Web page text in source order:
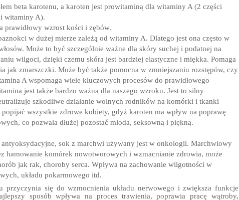
beta karotenu, a karoten jest prowitaminą dla witaminy A (2 części
witaminy A).
prawidłowy wzrost kości i zębów.
w dużej mierze zależą od witaminy A. Dlatego jest ona często w
Może to być szczególnie ważne dla skóry suchej i podatnej na
wilgoci, dzięki czemu skóra jest bardziej elastyczne i miękka. Pomaga
jak zmarszczki. Może być także pomocna w zmniejszaniu rozstępów, czy
A wspomaga wiele kluczowych procesów do prawidłowego
jest także bardzo ważna dla naszego wzroku. Jest to silny
szkodliwe działanie wolnych rodników na komórki i tkanki
wszystkie zdrowe kobiety, gdyż karoten ma wpływ na poprawę
co pozwala dłużej pozostać młoda, seksowną i piękną.
antyoksydacyjne, sok z marchwi używany jest w onkologii. Marchwiowy
hamowanie komórek nowotworowych i wzmacnianie zdrowia, może
jak rak, choroby serca. Wpływa na zachowanie wilgotności w
układu pokarmowego itd.
przyczynia się do wzmocnienia układu nerwowego i zwiększa funkcje
sposób wpływa na proces trawienia, poprawia pracę wątroby,